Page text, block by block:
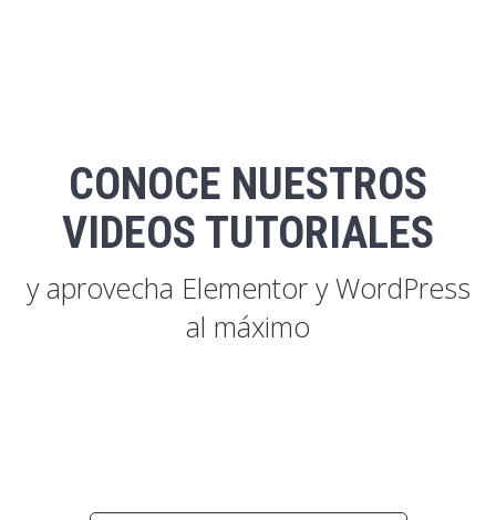
CONOCE NUESTROS
VIDEOS TUTORIALES
y aprovecha Elementor y WordPress
al máximo